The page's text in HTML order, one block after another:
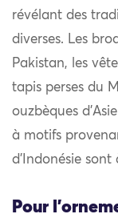
révélant des
diverses. Les
Pakistan, les
tapis perses du
ouzbèques
à motifs
d’Indonésie
Pour